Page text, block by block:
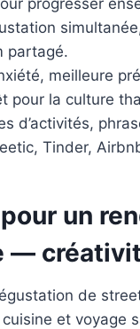
partagé.
meilleure
pour la culture
d’activités,
Tinder,
un
—
de
et voyage